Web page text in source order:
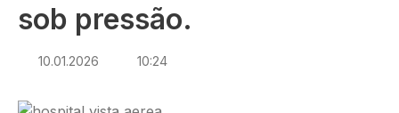
sob pressão.
10.01.2026 10:24
Imagem